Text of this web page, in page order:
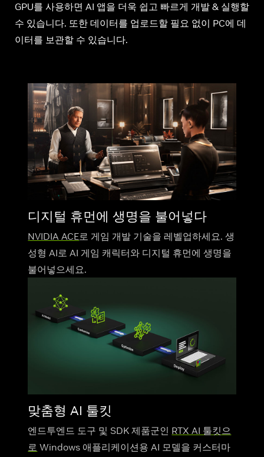
GPU를 사용하면 AI 앱을 더욱 쉽고 빠르게 개발 & 실행할
수 있습니다. 또한 데이터를 업로드할 필요 없이 PC에 데
이터를 보관할 수 있습니다.
디지털 휴먼에 생명을 불어넣다
NVIDIA ACE로 게임 개발 기술을 레벨업하세요. 생
성형 AI로 AI 게임 캐릭터와 디지털 휴먼에 생명을
불어넣으세요.
맞춤형 AI 툴킷
엔드투엔드 도구 및 SDK 제품군인 RTX AI 툴킷으
로 Windows 애플리케이션용 AI 모델을 커스터마